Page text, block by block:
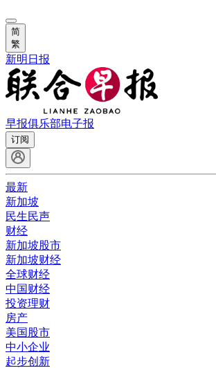
简
繁
新明日报
早报俱乐部电子报
订阅
最新
新加坡
民生民声
财经
新加坡股市
新加坡财经
全球财经
中国财经
投资理财
房产
美国股市
中小企业
起步创新